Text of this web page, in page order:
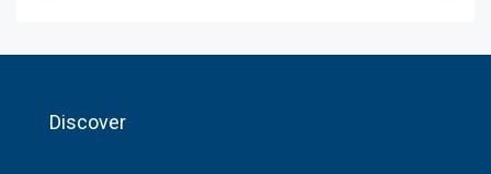
Discover